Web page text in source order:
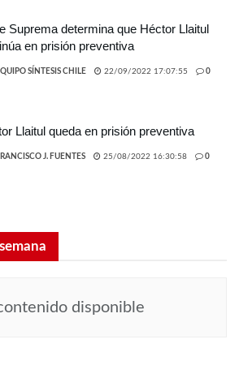
Suprema determina que Héctor Llaitul
en prisión preventiva
SÍNTESIS CHILE 22/09/2022 17:07:55 0
Llaitul queda en prisión preventiva
J. FUENTES 25/08/2022 16:30:58 0
disponible